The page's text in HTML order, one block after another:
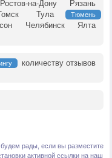
Ростов-на-Дону
Рязань
Тула Тюмень
Челябинск
Ялта
количеству отзывов
рады, если вы разместите
активной ссылки на наш